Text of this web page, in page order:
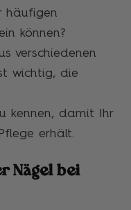
häufigen
können?
verschiedenen
wichtig, die
kennen, damit Ihr
erhält.
Nägel bei